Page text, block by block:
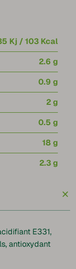
Kj / 103 Kcal
2.6 g
0.9 g
2 g
0.5 g
18 g
2.3 g
+
E331,
antioxydant